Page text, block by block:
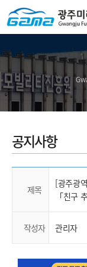
공지사항
제목
[광주광
「친구
작성자 관리자